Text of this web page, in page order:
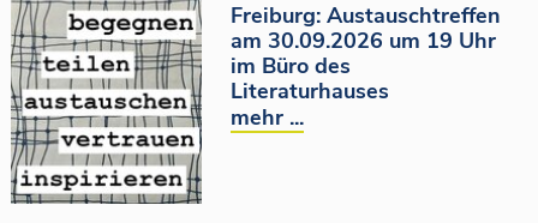
Freiburg: Austauschtreffen
am 30.09.2026 um 19 Uhr
im Büro des
Literaturhauses
mehr ...